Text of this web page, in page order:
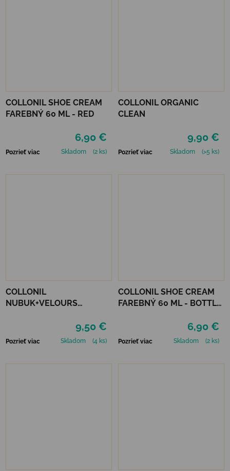
COLLONIL SHOE CREAM
FAREBNÝ 60 ML - RED
6,90 €
Pozrieť viac Skladom (2 ks)
COLLONIL ORGANIC
CLEAN
9,90 €
Pozrieť viac Skladom (>5 ks)
COLLONIL
NUBUK+VELOURS
9,50 €
Pozrieť viac Skladom (4 ks)
COLLONIL SHOE CREAM
FAREBNÝ 60 ML - BOTTLE
6,90 €
Pozrieť viac Skladom (2 ks)